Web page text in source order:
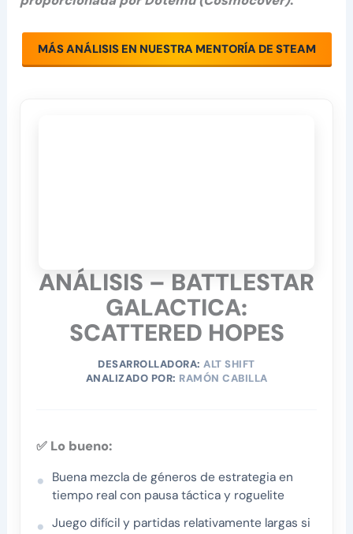
MÁS ANÁLISIS EN NUESTRA MENTORÍA DE STEAM
ANÁLISIS – BATTLESTAR
GALACTICA:
SCATTERED HOPES
DESARROLLADORA: ALT SHIFT
ANALIZADO POR: RAMÓN CABILLA
✅ Lo bueno:
Buena mezcla de géneros de estrategia en
tiempo real con pausa táctica y roguelite
Juego difícil y partidas relativamente largas si